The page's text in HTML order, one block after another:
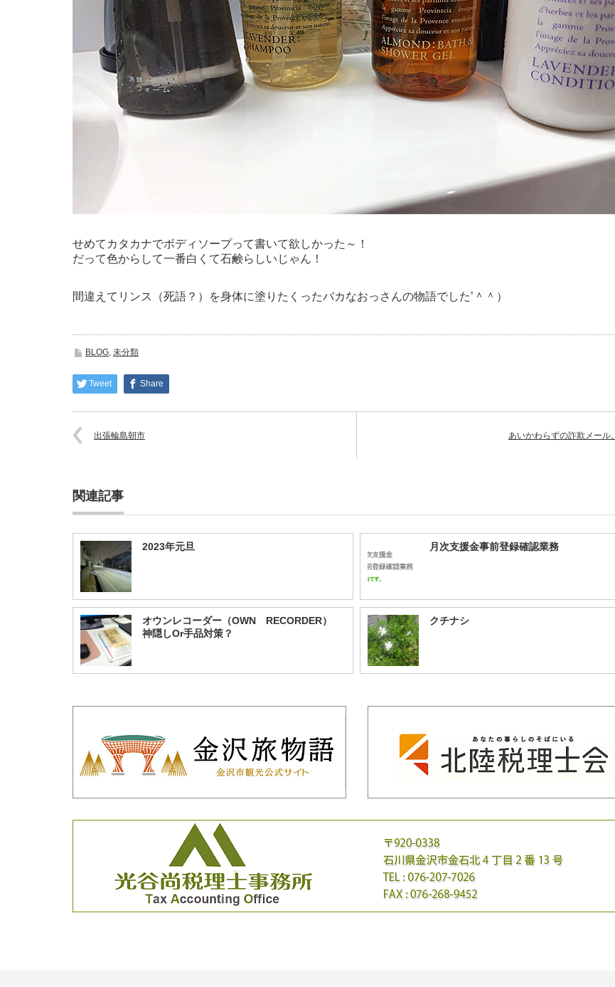
せめてカタカナでボディソープって書いて欲しかった～！
だって色からして一番白くて石鹸らしいじゃん！
間違えてリンス（死語？）を身体に塗りたくったバカなおっさんの物語でした’＾＾）
BLOG, 未分類
Tweet Share
出張輪島朝市 あいかわらずの詐欺メール。
関連記事
2023年元旦 月次支援金事前登録確認業務
オウンレコーダー（OWN RECORDER）
神隠しOr手品対策？
クチナシ